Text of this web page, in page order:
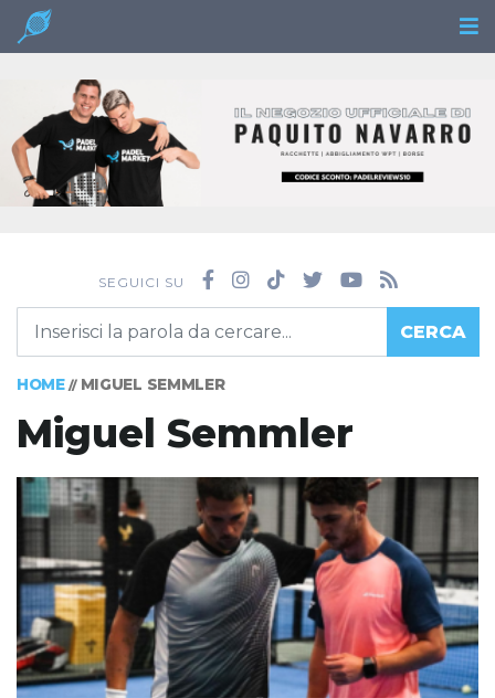
SEGUICI SU
CERCA
HOME// MIGUEL SEMMLER
Miguel Semmler